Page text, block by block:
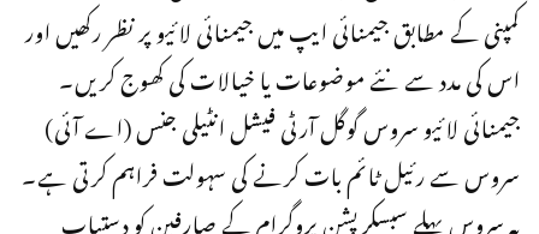
کمپنی کے مطابق جیمنائی ایپ میں جیمنائی لائیو پر نظر رکھیں اور
اس کی مدد سے نئے موضوعات یا خیالات کی کھوج کریں۔
جیمنائی لائیو سروس گوگل آرٹی فیشل انٹیلی جنس (اے آئی)
سروس سے رئیل ٹائم بات کرنے کی سہولت فراہم کرتی ہے۔
یہ سروس پہلے سبسکرپشن پروگرام کے صارفین کو دستیاب